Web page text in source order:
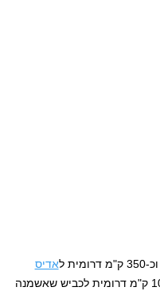
אדיס
. המקלט נמצא ליד העיירה Aje כ-10 ק"מ דרומית לכביש שאשמנה